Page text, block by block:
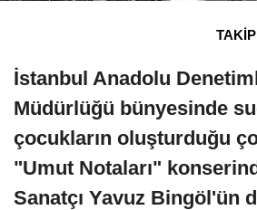
İstanbul Anadolu
Müdürlüğü bünyesinde
çocukların oluşturduğu
"Umut Notaları"
Sanatçı Yavuz Bingöl'ün